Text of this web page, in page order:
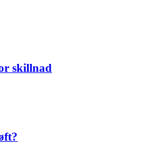
skillnad